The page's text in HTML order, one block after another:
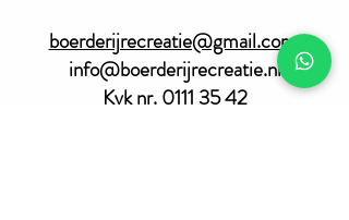
boerderijrecreatie@gmail.com
info@boerderijrecreatie.nl
Kvk nr.0111 35 42